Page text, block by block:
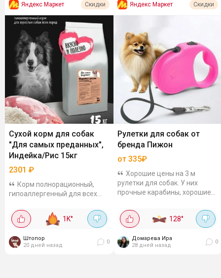
Яндекс Маркет Скидки
Сухой корм для собак
"Для самых преданных",
Индейка/Рис 15кг
2301 ₽
Корм полнорационный,
гипоаллергенный для всех
усваиваются, состав
сбалансированный: мясо,
по отзывам все хорошо
1K°
Штопор
20 дней назад
0
Яндекс Маркет Скидки
Рулетки для собак от
бренда Пижон
от 335₽
Хорошие цены на 3 м
рулетки для собак. У них
прочные карабины, хорошие
подбирай под свой вкус:
Зарница чёрно-синяя за 367₽
Фантазия за 393₽ ...
128°
Домарева Ира
28 дней назад
0